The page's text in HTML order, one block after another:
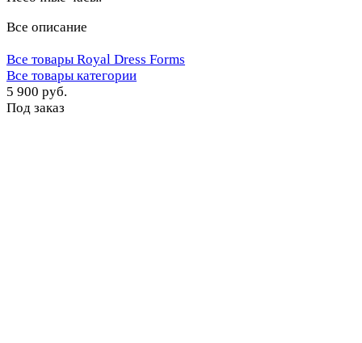
Все описание
Все товары Royal Dress Forms
Все товары категории
5 900 руб.
Под заказ